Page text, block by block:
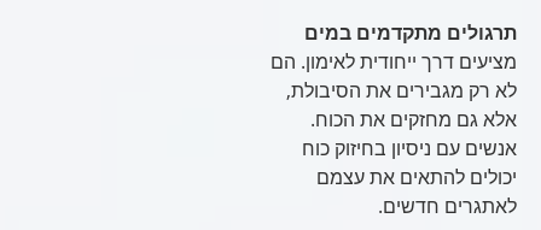
תרגולים מתקדמים במים
מציעים דרך ייחודית לאימון. הם
לא רק מגבירים את הסיבולת,
אלא גם מחזקים את הכוח.
אנשים עם ניסיון בחיזוק כוח
יכולים להתאים את עצמם
לאתגרים חדשים.